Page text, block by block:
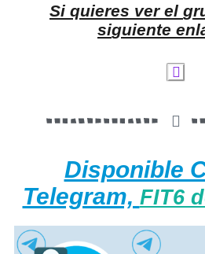
Si quieres ver el gr
siguiente enl
Disponible
Telegram, FIT6